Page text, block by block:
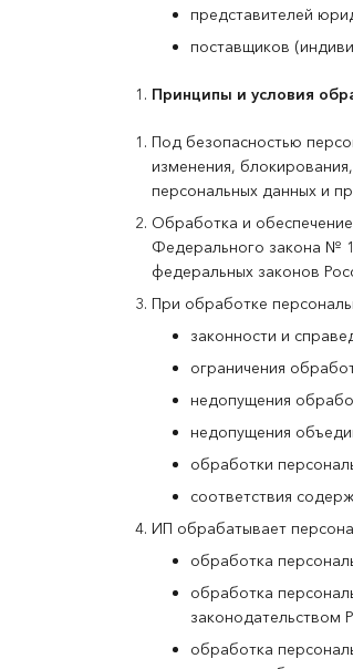
представителей
поставщиков
Принципы и условия
Под безопасностью
изменения,
персональных данных и
Обработка и
Федерального закона №
федеральных законов
При обработке
законности и
ограничения
недопущения
недопущения
обработки
соответствия
ИП обрабатывает
обработка
обработка
законодательством
обработка